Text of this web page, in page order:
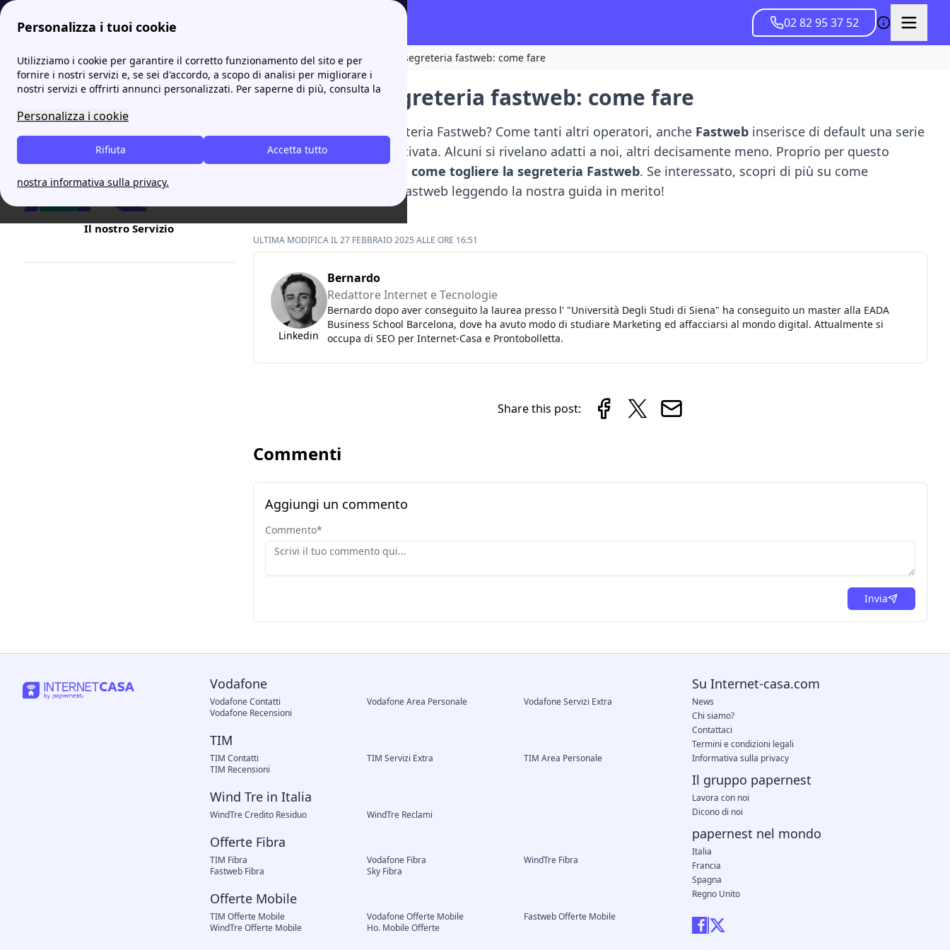
Personalizza i tuoi cookie
Utilizziamo i cookie per garantire il corretto funzionamento del sito e per
fornire i nostri servizi e, se sei d'accordo, a scopo di analisi per migliorare i
nostri servizi e offrirti annunci personalizzati. Per saperne di più, consulta la
Personalizza i cookie
Accetta tutto
Rifiuta
nostra informativa sulla privacy.
02 82 95 37 52
Internet Casa MoreFastweb: servizi extra attivabili e ultime offerte Disattivare segreteria fastweb: come fare
Il nostro Servizio
Disattivare segreteria fastweb: come fare
Come disattivare la segreteria Fastweb? Come tanti altri operatori, anche Fastwebinserisce di default una serie
diserviziper ogni SIM attivata. Alcuni si rivelano adatti a noi, altri decisamente meno. Proprio per questo
come togliere la segreteria Fastweb. Se interessato, scopri di più su come
disattivare la segreteria Fastweb leggendo la nostra guida in merito!
ULTIMA MODIFICA IL 27 FEBBRAIO 2025 ALLE ORE 16:51
Linkedin
Bernardo
Redattore Internet e Tecnologie
Bernardo dopo aver conseguito la laurea presso l' "Università Degli Studi di Siena" ha conseguito un master alla EADA
Business School Barcelona, dove ha avuto modo di studiare Marketing ed affacciarsi al mondo digital. Attualmente si
occupa di SEO per Internet-Casa e Prontobolletta.
Share this post:
Commenti
Aggiungi un commento
Commento*
Invia
Vodafone
Vodafone Contatti Vodafone Area Personale
Vodafone Servizi Extra
Vodafone Recensioni
TIM
TIM Contatti TIM Servizi Extra
TIM Area Personale
TIM Recensioni
Wind Tre in Italia
WindTre Credito Residuo WindTre Reclami
Offerte Fibra
TIM Fibra Vodafone Fibra
WindTre Fibra
Fastweb Fibra
Sky Fibra
Offerte Mobile
TIM Offerte Mobile Vodafone Offerte Mobile
Fastweb Offerte Mobile
WindTre Offerte Mobile
Ho. Mobile Offerte
Su Internet-casa.com
News
Chi siamo?
Contattaci
Termini e condizioni legali
Informativa sulla privacy
Il gruppo papernest
Lavora con noi
Dicono di noi
papernest nel mondo
Italia
Francia
Spagna
Regno Unito